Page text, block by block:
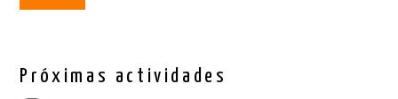
Próximas actividades